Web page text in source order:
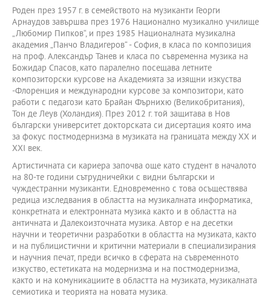
Роден през 1957 г. в семейството на музиканти Георги
Арнаудов завършва през 1976 Национално музикално училище
„Любомир Пипков“, и през 1985 Националната музикална
академия „Панчо Владигеров“ - София, в класа по композиция
на проф. Александър Танев и класа по съвременна музика на
Божидар Спасов, като паралелно посещава летните
композиторски курсове на Академията за изящни изкуства
-Флоренция и международни курсове за композитори, като
работи с педагози като Брайан Фърнихю (Великобритания),
Тон де Леув (Холандия). През 2012 г. той защитава в Нов
български университет докторската си дисертация която има
за фокус постмодернизма в музиката на границата между ХХ и
ХХІ век.
Артистичната си кариера започва още като студент в началото
на 80-те години сътрудничейки с видни български и
чуждестранни музиканти. Едновременно с това осъществява
редица изследвания в областта на музикалната информатика,
конкретната и електронната музика както и в областта на
античната и Далекоизточната музика. Автор е на десетки
научни и теоретични разработки в областта на музиката, както
и на публицистични и критични материали в специализирания
и научния печат, преди всичко в сферата на съвременното
изкуство, естетиката на модернизма и на постмодернизма,
както и на комуникациите в областта на музиката, музикалната
семиотика и теорията на новата музика.